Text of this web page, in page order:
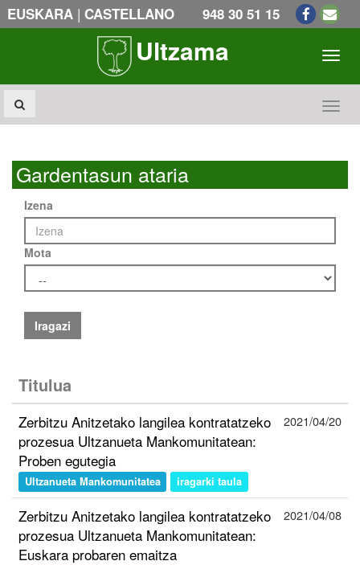
EUSKARA | CASTELLANO 948 30 51 15
Ultzama
Gardentasun ataria
Izena
Mota
Iragazi
Titulua
Zerbitzu Anitzetako langilea kontratatzeko
prozesua Ultzanueta Mankomunitatean:
Proben egutegia
Ultzanueta Mankomunitatea iragarki taula
2021/04/20
Zerbitzu Anitzetako langilea kontratatzeko
prozesua Ultzanueta Mankomunitatean:
Euskara probaren emaitza
2021/04/08